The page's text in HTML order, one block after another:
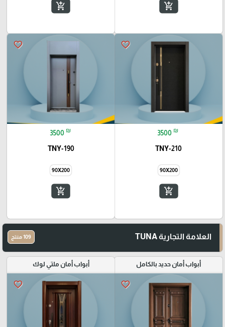
add_shopping_cart
add_shopping_cart
favorite_border
3500 ₪
TNY-210
90X200
add_shopping_cart
favorite_border
3500 ₪
TNY-190
90X200
add_shopping_cart
العلامة التجارية TUNA 109 منتج
أبواب أمان حديد بالكامل
favorite_border
أبواب أمان ملتي لوك
favorite_border